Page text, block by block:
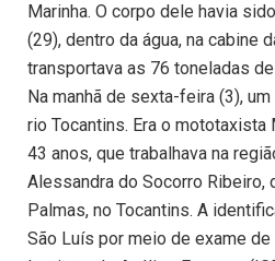
Marinha. O corpo dele havia
(29), dentro da água, na cabine
transportava as 76 toneladas
Na manhã de sexta-feira (3),
rio Tocantins. Era o mototaxista
43 anos, que trabalhava na
Alessandra do Socorro Ribeiro,
Palmas, no Tocantins. A
São Luís por meio de exame